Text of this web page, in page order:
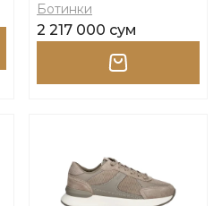
Ботинки
2 217 000 сум